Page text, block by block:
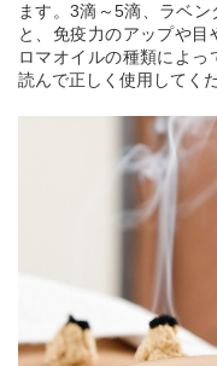
ます。3滴～5滴、ラベ
と、免疫力のアップや
ロマオイルの種類によっ
読んで正しく使用してくだ